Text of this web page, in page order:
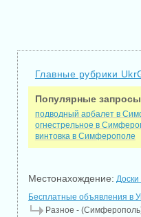
Главные рубрики
Популярные
подводный арбалет в
огнестрельное в
винтовка в Симферополе
Местонахождение:
Бесплатные объявления в
Разное -